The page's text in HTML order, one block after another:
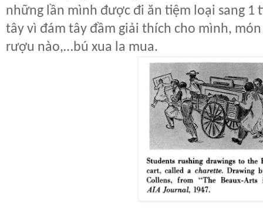
những lần mình được đi ăn tiệm loại sang 1
tây vì đám tây đầm giải thích cho mình,
rượu nào,…bú xua la mua.